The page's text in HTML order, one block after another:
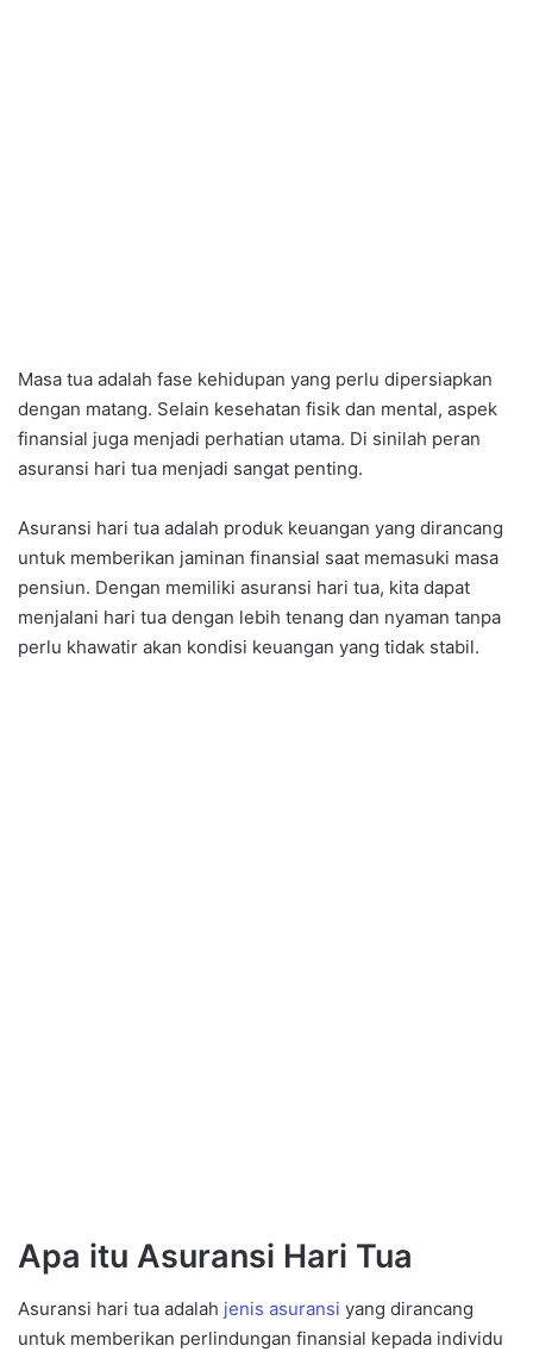
Masa tua adalah fase kehidupan yang perlu dipersiapkan
dengan matang. Selain kesehatan fisik dan mental, aspek
finansial juga menjadi perhatian utama. Di sinilah peran
asuransi hari tua menjadi sangat penting.
Asuransi hari tua adalah produk keuangan yang dirancang
untuk memberikan jaminan finansial saat memasuki masa
pensiun. Dengan memiliki asuransi hari tua, kita dapat
menjalani hari tua dengan lebih tenang dan nyaman tanpa
perlu khawatir akan kondisi keuangan yang tidak stabil.
Apa itu Asuransi Hari Tua
Asuransi hari tua adalah jenis asuransi yang dirancang
untuk memberikan perlindungan finansial kepada individu